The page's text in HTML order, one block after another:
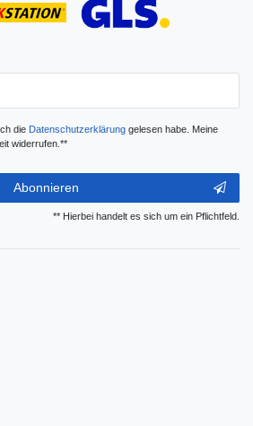
die Daten­schutz­erklärunggelesen habe. Meine
widerrufen.**
Abonnieren
** Hierbei handelt es sich um ein Pflichtfeld.